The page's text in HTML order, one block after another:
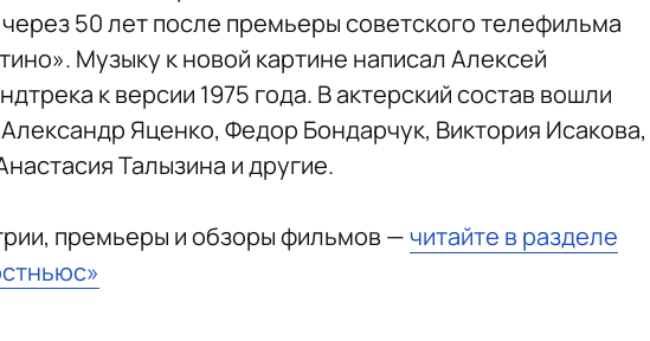
50 лет после премьеры советского телефильма
Музыку к новой картине написал Алексей
к версии 1975 года. В актерский состав вошли
Яценко, Федор Бондарчук, Виктория Исакова,
Талызина и другие.
премьеры и обзоры фильмов —читайте в разделе